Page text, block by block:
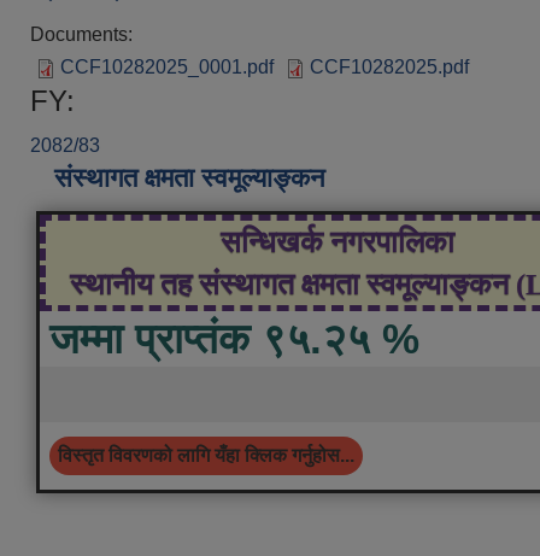
Documents:
CCF10282025_0001.pdf
CCF10282025.pdf
FY:
2082/83
संस्थागत क्षमता स्वमूल्याङ्कन
सन्धिखर्क नगरपालिका
स्थानीय तह संस्थागत क्षमता स्वमूल्याङ्कन
जम्मा प्राप्तंक ९५.२५ %
विस्तृत विवरणको लागि यँहा क्लिक गर्नुहोस...